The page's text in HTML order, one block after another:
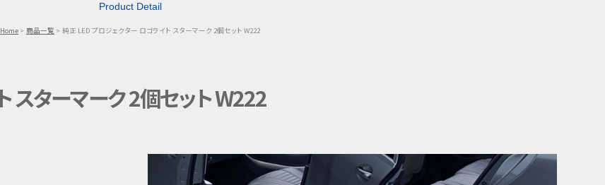
Product Detail
Home 商品一覧 純正 LED プロジェクター ロゴライト スターマーク 2個セット W222
スターマーク 2個セット W222